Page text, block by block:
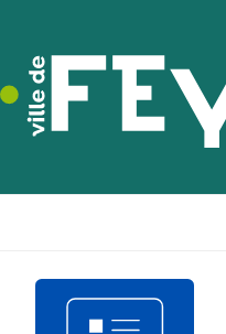
navigation
principale
contenu
principal
pied
de
page